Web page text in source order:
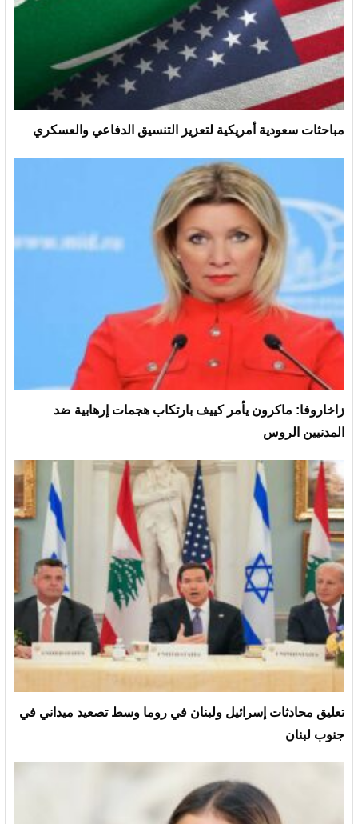
مباحثات سعودية أمريكية لتعزيز التنسيق الدفاعي والعسكري
زاخاروفا: ماكرون يأمر كييف بارتكاب هجمات إرهابية ضد
المدنيين الروس
تعليق محادثات إسرائيل ولبنان في روما وسط تصعيد ميداني في
جنوب لبنان